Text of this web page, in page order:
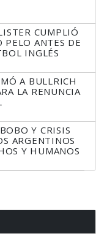
CUMPLIÓ
PELO ANTES DE
INGLÉS
A BULLRICH
LA RENUNCIA
Y CRISIS
ARGENTINOS
Y HUMANOS